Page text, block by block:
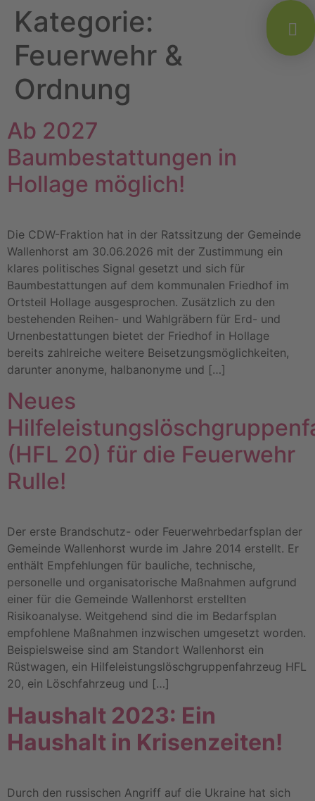
Kategorie:
Feuerwehr &
Ordnung
Ab 2027
Baumbestattungen in
Hollage möglich!
Die CDW-Fraktion hat in der Ratssitzung der Gemeinde
Wallenhorst am 30.06.2026 mit der Zustimmung ein
klares politisches Signal gesetzt und sich für
Baumbestattungen auf dem kommunalen Friedhof im
Ortsteil Hollage ausgesprochen. Zusätzlich zu den
bestehenden Reihen- und Wahlgräbern für Erd- und
Urnenbestattungen bietet der Friedhof in Hollage
bereits zahlreiche weitere Beisetzungsmöglichkeiten,
darunter anonyme, halbanonyme und […]
Neues
(HFL 20) für die Feuerwehr
Rulle!
Der erste Brandschutz- oder Feuerwehrbedarfsplan der
Gemeinde Wallenhorst wurde im Jahre 2014 erstellt. Er
enthält Empfehlungen für bauliche, technische,
personelle und organisatorische Maßnahmen aufgrund
einer für die Gemeinde Wallenhorst erstellten
Risikoanalyse. Weitgehend sind die im Bedarfsplan
empfohlene Maßnahmen inzwischen umgesetzt worden.
Beispielsweise sind am Standort Wallenhorst ein
Rüstwagen, ein Hilfeleistungslöschgruppenfahrzeug HFL
20, ein Löschfahrzeug und […]
Haushalt 2023: Ein
Haushalt in Krisenzeiten!
Durch den russischen Angriff auf die Ukraine hat sich